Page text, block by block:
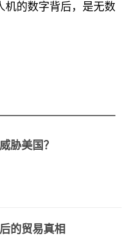
机的数字背后，是无数
胁美国？
的贸易真相